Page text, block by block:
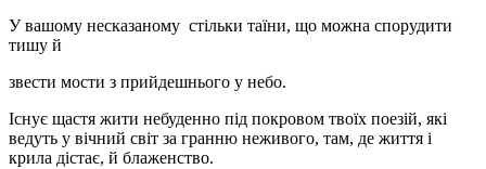
У вашому несказаному стільки таїни, що можна спорудити
тишу й
звести мости з прийдешнього у небо.
Існує щастя жити небуденно під покровом твоїх поезій, які
ведуть у вічний світ за гранню неживого, там, де життя і
крила дістає, й блаженство.